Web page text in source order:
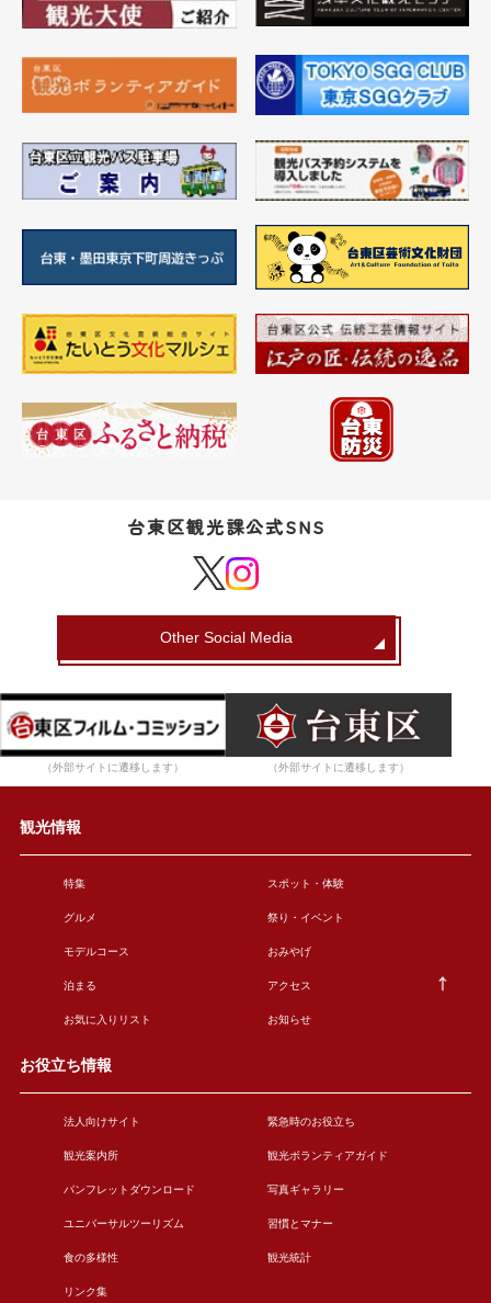
台東区観光課公式SNS
Other Social Media
（外部サイトに遷移します） （外部サイトに遷移します）
観光情報
特集 スポット・体験
グルメ 祭り・イベント
モデルコース おみやげ
泊まる アクセス
お気に入りリスト お知らせ
お役立ち情報
法人向けサイト 緊急時のお役立ち
観光案内所 観光ボランティアガイド
パンフレットダウンロード 写真ギャラリー
ユニバーサルツーリズム 習慣とマナー
食の多様性 観光統計
リンク集